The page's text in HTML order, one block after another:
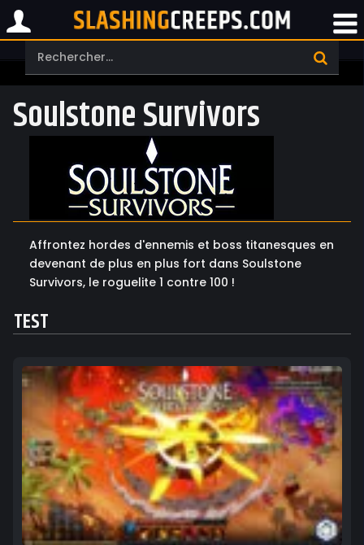
Soulstone Survivors
Affrontez hordes d'ennemis et boss titanesques en
devenant de plus en plus fort dans Soulstone
Survivors, le roguelite 1 contre 100 !
TEST